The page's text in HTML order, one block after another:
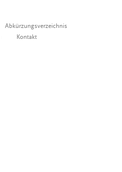
Abkürzungsverzeichnis
Kontakt